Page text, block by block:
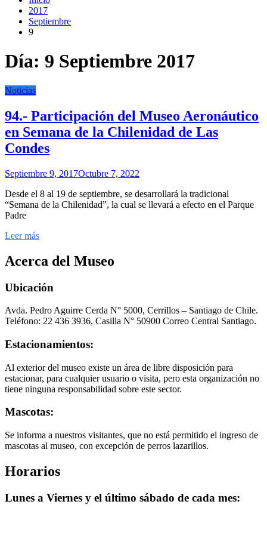
2017
Septiembre
9
Día: 9 Septiembre 2017
Noticias
94.- Participación del Museo Aeronáutico
en Semana de la Chilenidad de Las
Condes
Septiembre 9, 2017Octubre 7, 2022
Desde el 8 al 19 de septiembre, se desarrollará la tradicional
“Semana de la Chilenidad”, la cual se llevará a efecto en el Parque
Padre
Leer más
Acerca del Museo
Ubicación
Avda. Pedro Aguirre Cerda N° 5000, Cerrillos – Santiago de Chile.
Teléfono: 22 436 3936, Casilla N° 50900 Correo Central Santiago.
Estacionamientos:
Al exterior del museo existe un área de libre disposición para
estacionar, para cualquier usuario o visita, pero esta organización no
tiene ninguna responsabilidad sobre este sector.
Mascotas:
Se informa a nuestros visitantes, que no está permitido el ingreso de
mascotas al museo, con excepción de perros lazarillos.
Horarios
Lunes a Viernes y el último sábado de cada mes: